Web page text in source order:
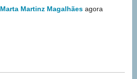
Marta Martinz Magalhães agora